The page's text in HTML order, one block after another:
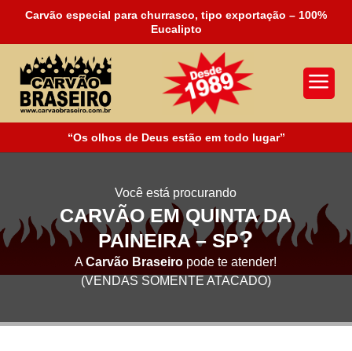
Carvão especial para churrasco, tipo exportação – 100%
Eucalipto
a
“Os olhos de Deus estão em todo lugar”
Você está procurando
CARVÃO EM QUINTA DA
PAINEIRA – SP?
ACarvão Braseiro pode te atender!
(VENDAS SOMENTE ATACADO)